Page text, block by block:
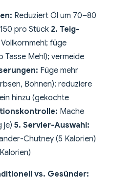
Reduziert Öl um 70–80
pro Stück 2. Teig-
füge
Tasse Mehl); vermeide
Füge mehr
Bohnen); reduziere
hinzu (gekochte
Mache
je) 5. Servier-Auswahl:
Chutney (5 Kalorien)
vs. Gesünder: